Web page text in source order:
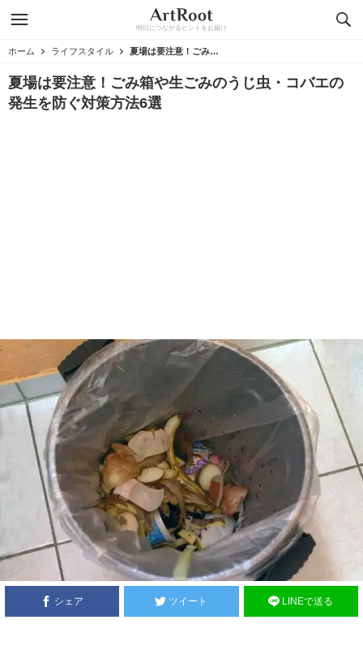
明日につながるヒントをお届け
ホーム ライフスタイル 夏場は要注意！ごみ箱や生ごみのうじ虫・コバエの発生を防ぐ対策方法6選
夏場は要注意！ごみ箱や生ごみのうじ虫・コバエの
発生を防ぐ対策方法6選
シェア ツイート LINEで送る